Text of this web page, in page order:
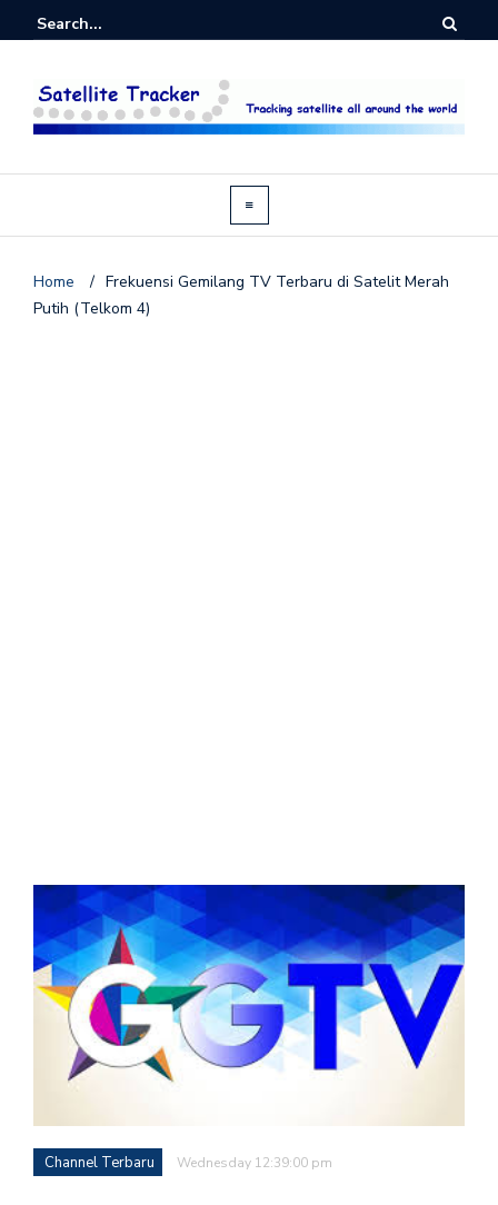
Home / Frekuensi Gemilang TV Terbaru di Satelit Merah
Putih (Telkom 4)
Channel Terbaru Wednesday 12:39:00 pm